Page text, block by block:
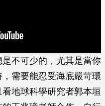
不可少的，尤其是當你
需要能忍受海底嚴苛環
地球科學研究者郭本垣